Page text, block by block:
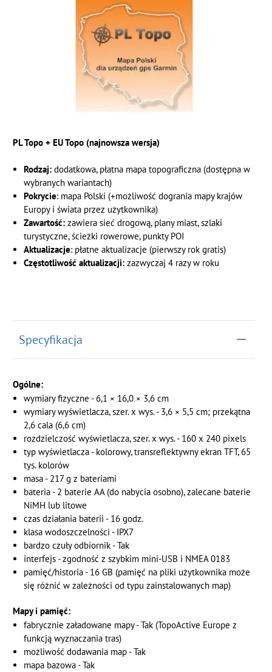
PL Topo + EU Topo (najnowsza wersja)
Rodzaj: dodatkowa, płatna mapa topograficzna (dostępna w
wybranych wariantach)
Pokrycie: mapa Polski (+możliwość dogrania mapy krajów
Europy i świata przez użytkownika)
Zawartość: zawiera sieć drogową, plany miast, szlaki
turystyczne, ścieżki rowerowe, punkty POI
Aktualizacje: płatne aktualizacje (pierwszy rok gratis)
Częstotliwość aktualizacji: zazwyczaj 4 razy w roku
Specyfikacja
Ogólne:
wymiary fizyczne - 6,1 × 16,0 × 3,6 cm
wymiary wyświetlacza, szer. x wys. - 3,6 × 5,5 cm; przekątna
2,6 cala (6,6 cm)
rozdzielczość wyświetlacza, szer. x wys. - 160 x 240 pixels
typ wyświetlacza - kolorowy, transreflektywny ekran TFT, 65
tys. kolorów
masa - 217 g z bateriami
bateria - 2 baterie AA (do nabycia osobno), zalecane baterie
NiMH lub litowe
czas działania baterii - 16 godz.
klasa wodoszczelności - IPX7
bardzo czuły odbiornik - Tak
interfejs - zgodność z szybkim mini-USB i NMEA 0183
pamięć/historia - 16 GB (pamięć na pliki użytkownika może
się różnić w zależności od typu zainstalowanych map)
Mapy i pamięć:
fabrycznie załadowane mapy - Tak (TopoActive Europe z
funkcją wyznaczania tras)
możliwość dodawania map - Tak
mapa bazowa - Tak